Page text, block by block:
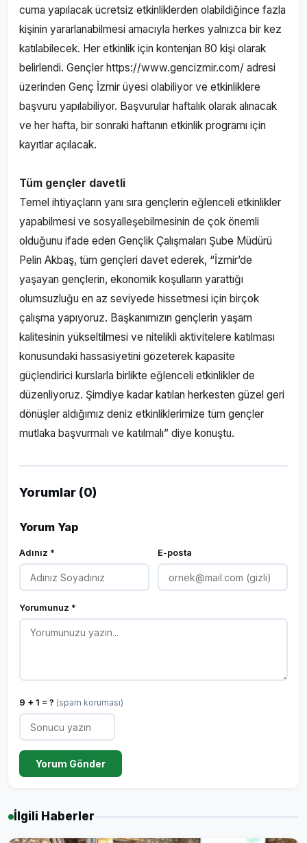
cuma yapılacak ücretsiz etkinliklerden olabildiğince fazla
kişinin yararlanabilmesi amacıyla herkes yalnızca bir kez
katılabilecek. Her etkinlik için kontenjan 80 kişi olarak
belirlendi. Gençler https://www.gencizmir.com/ adresi
üzerinden Genç İzmir üyesi olabiliyor ve etkinliklere
başvuru yapılabiliyor. Başvurular haftalık olarak alınacak
ve her hafta, bir sonraki haftanın etkinlik programı için
kayıtlar açılacak.
Tüm gençler davetli
Temel ihtiyaçların yanı sıra gençlerin eğlenceli etkinlikler
yapabilmesi ve sosyalleşebilmesinin de çok önemli
olduğunu ifade eden Gençlik Çalışmaları Şube Müdürü
Pelin Akbaş, tüm gençleri davet ederek, “İzmir’de
yaşayan gençlerin, ekonomik koşulların yarattığı
olumsuzluğu en az seviyede hissetmesi için birçok
çalışma yapıyoruz. Başkanımızın gençlerin yaşam
kalitesinin yükseltilmesi ve nitelikli aktivitelere katılması
konusundaki hassasiyetini gözeterek kapasite
güçlendirici kurslarla birlikte eğlenceli etkinlikler de
düzenliyoruz. Şimdiye kadar katılan herkesten güzel geri
dönüşler aldığımız deniz etkinliklerimize tüm gençler
mutlaka başvurmalı ve katılmalı” diye konuştu.
Yorumlar (0)
Yorum Yap
Adınız * E-posta
Yorumunuz *
9 + 1 = ? (spam koruması)
Yorum Gönder
İlgili Haberler